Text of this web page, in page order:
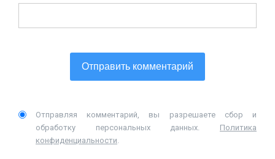
Отправляя комментарий, вы разрешаете сбор и
обработку персональных данных. Политика
конфиденциальности.